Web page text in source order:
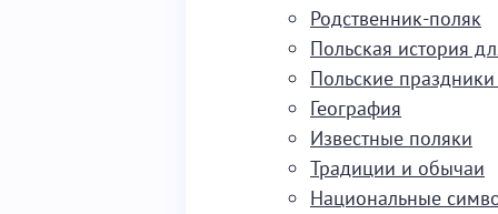
Родственник-поляк
Польская история
Польские
География
Известные поляки
Традиции и обычаи
Национальные